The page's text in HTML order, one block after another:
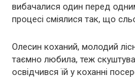
вибачалися один перед
процесі сміялися так, що
Олесин коханий, молодий
таємно любила, теж
освідчився їй у коханні